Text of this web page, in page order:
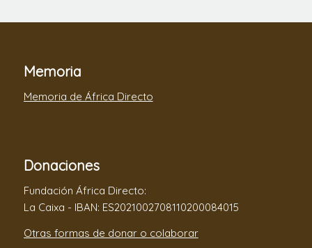
Memoria
Memoria de África Directo
Donaciones
Fundación África Directo:
La Caixa - IBAN: ES2021002708110200084015
Otras formas de donar o colaborar